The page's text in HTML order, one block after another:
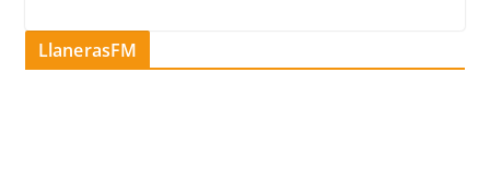
LlanerasFM